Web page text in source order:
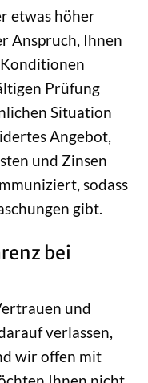
etwas höher
Anspruch, Ihnen
Prüfung
Situation
Angebot,
und Zinsen
sodass
gibt.
bei
und
verlassen,
wir offen mit